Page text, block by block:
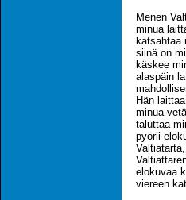
Menen
minua
katsahtaa
siinä on
käskee
alaspäin
Hän
minua
taluttaa
pyörii
elokuvaa
viereen